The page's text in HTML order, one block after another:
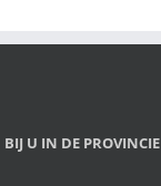
BIJ U IN DE PROVINCIE